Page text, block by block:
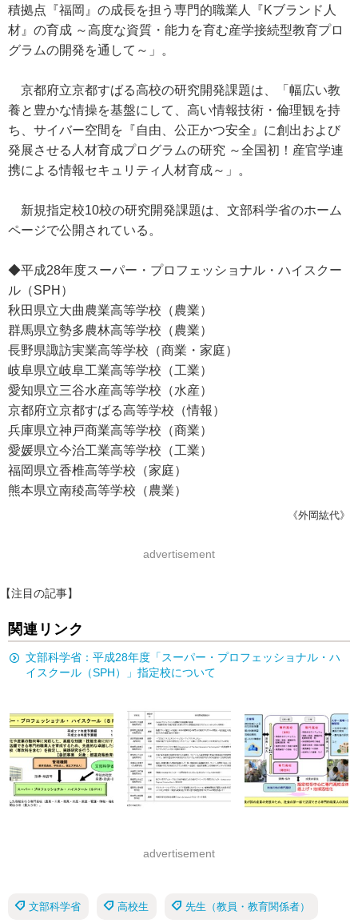
積拠点『福岡』の成長を担う専門的職業人『Kブランド人
材』の育成 ～高度な資質・能力を育む産学接続型教育プロ
グラムの開発を通して～」。
京都府立京都すばる高校の研究開発課題は、「幅広い教
養と豊かな情操を基盤にして、高い情報技術・倫理観を持
ち、サイバー空間を『自由、公正かつ安全』に創出および
発展させる人材育成プログラムの研究 ～全国初！産官学連
携による情報セキュリティ人材育成～」。
新規指定校10校の研究開発課題は、文部科学省のホーム
ページで公開されている。
◆平成28年度スーパー・プロフェッショナル・ハイスクー
ル（SPH）
秋田県立大曲農業高等学校（農業）
群馬県立勢多農林高等学校（農業）
長野県諏訪実業高等学校（商業・家庭）
岐阜県立岐阜工業高等学校（工業）
愛知県立三谷水産高等学校（水産）
京都府立京都すばる高等学校（情報）
兵庫県立神戸商業高等学校（商業）
愛媛県立今治工業高等学校（工業）
福岡県立香椎高等学校（家庭）
熊本県立南稜高等学校（農業）
《外岡紘代》
advertisement
【注目の記事】
関連リンク
文部科学省：平成28年度「スーパー・プロフェッショナル・ハ
イスクール（SPH）」指定校について
advertisement
文部科学省 高校生 先生（教員・教育関係者）